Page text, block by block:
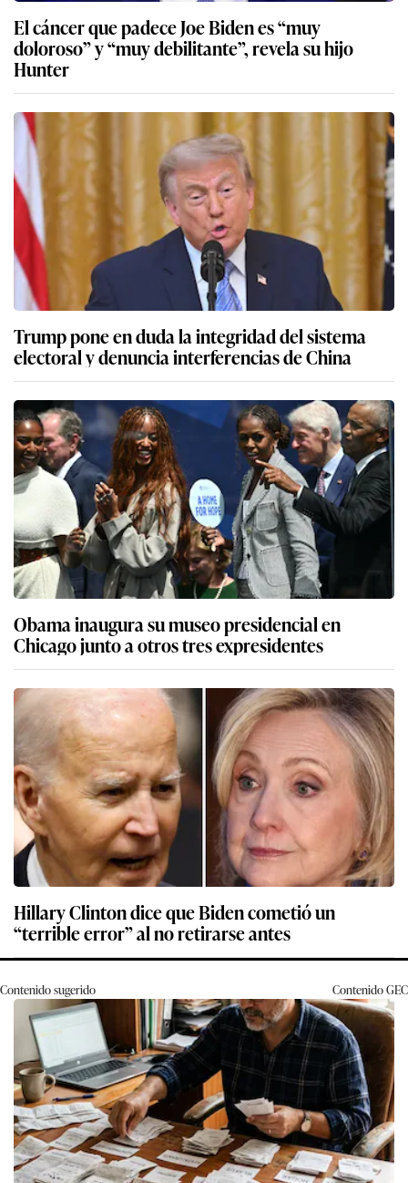
El cáncer que padece Joe Biden es “muy
doloroso” y “muy debilitante”, revela su hijo
Hunter
Trump pone en duda la integridad del sistema
electoral y denuncia interferencias de China
Obama inaugura su museo presidencial en
Chicago junto a otros tres expresidentes
Hillary Clinton dice que Biden cometió un
“terrible error” al no retirarse antes
Contenido sugerido ContenidoGEC